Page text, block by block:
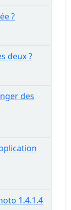
?
deux ?
des
1.4.1.4